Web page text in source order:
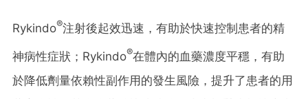
Rykindo®注射後起效迅速，有助於快速控制患者的精
神病性症狀；Rykindo®在體內的血藥濃度平穩，有助
於降低劑量依賴性副作用的發生風險，提升了患者的用